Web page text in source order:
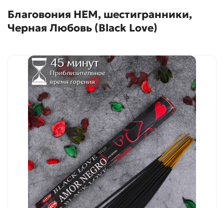
Благовония HEM, шестигранники,
Черная Любовь (Black Love)